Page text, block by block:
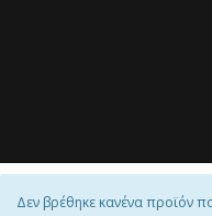
Δεν βρέθηκε κανένα προϊόν